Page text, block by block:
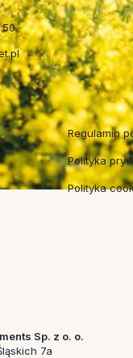
50
Regulaminy
Regulamin
Polityka
Polityka
Sp. z o. o.
7a